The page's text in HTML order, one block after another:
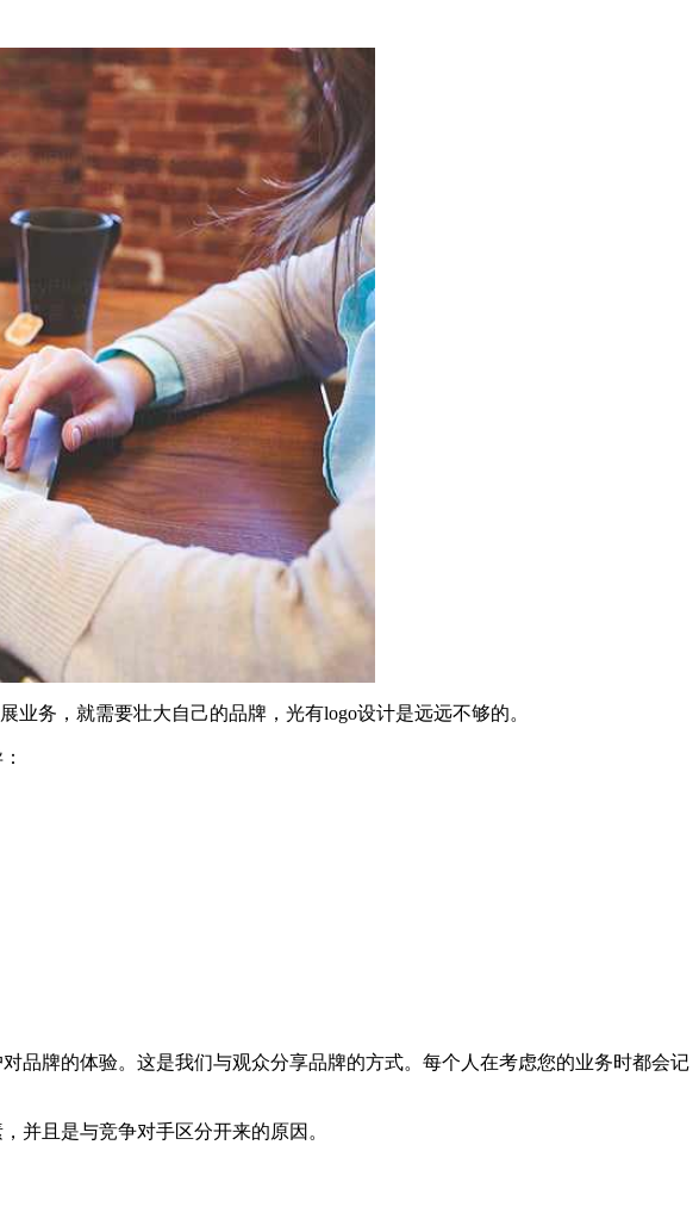
务，就需要壮大自己的品牌，光有logo设计是远远不够的。
品牌的体验。这是我们与观众分享品牌的方式。每个人在考虑您的业务时都会记
并且是与竞争对手区分开来的原因。